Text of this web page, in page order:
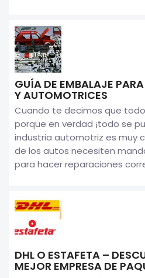
GUÍA DE EMBALAJE
Y AUTOMOTRICES
Cuando te decimos que
porque en verdad ¡todo se
industria automotriz es muy
de los autos necesiten
para hacer reparaciones
DHL O ESTAFETA –
MEJOR EMPRESA DE